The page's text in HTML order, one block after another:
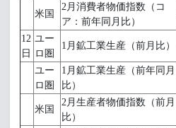
米国
2月消費者物価指数（コ
ア：前年同月比）
12
日
ユー
ロ圏
1月鉱工業生産（前月比）
ユー
ロ圏
1月鉱工業生産（前年同月
比）
米国
2月生産者物価指数（前月
比）